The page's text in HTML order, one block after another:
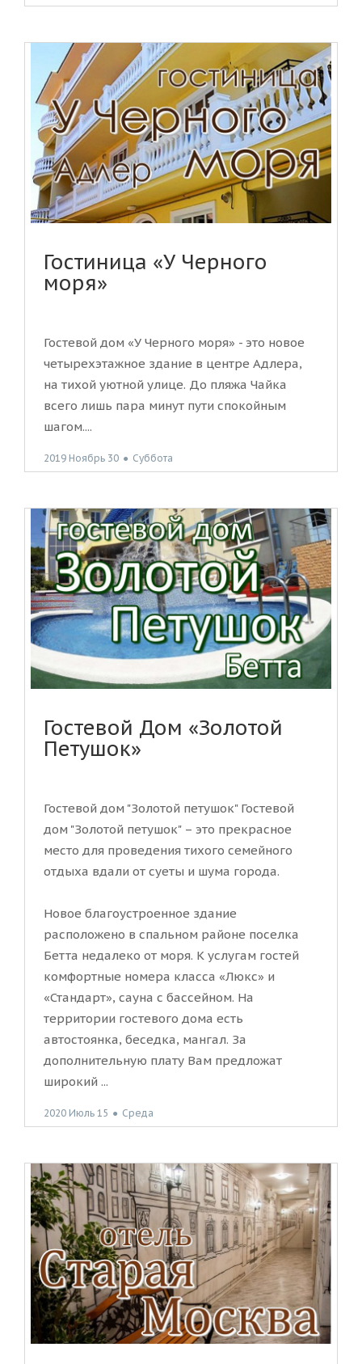
Гостиница «У Черного
моря»
Гостевой дом «У Черного моря» - это новое
четырехэтажное здание в центре Адлера,
на тихой уютной улице. До пляжа Чайка
всего лишь пара минут пути спокойным
шагом....
2019 Ноябрь 30 ● Суббота
Гостевой Дом «Золотой
Петушок»
Гостевой дом "Золотой петушок" Гостевой
дом "Золотой петушок" – это прекрасное
место для проведения тихого семейного
отдыха вдали от суеты и шума города.
Новое благоустроенное здание
расположено в спальном районе поселка
Бетта недалеко от моря. К услугам гостей
комфортные номера класса «Люкс» и
«Стандарт», сауна с бассейном. На
территории гостевого дома есть
автостоянка, беседка, мангал. За
дополнительную плату Вам предложат
широкий ...
2020 Июль 15 ● Среда